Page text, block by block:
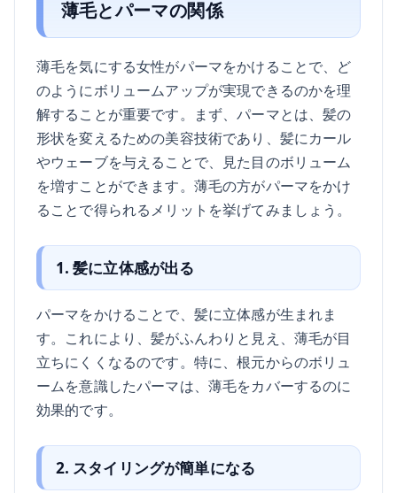
薄毛とパーマの関係
薄毛を気にする女性がパーマをかけることで、ど
のようにボリュームアップが実現できるのかを理
解することが重要です。まず、パーマとは、髪の
形状を変えるための美容技術であり、髪にカール
やウェーブを与えることで、見た目のボリューム
を増すことができます。薄毛の方がパーマをかけ
ることで得られるメリットを挙げてみましょう。
1. 髪に立体感が出る
パーマをかけることで、髪に立体感が生まれま
す。これにより、髪がふんわりと見え、薄毛が目
立ちにくくなるのです。特に、根元からのボリュ
ームを意識したパーマは、薄毛をカバーするのに
効果的です。
2. スタイリングが簡単になる